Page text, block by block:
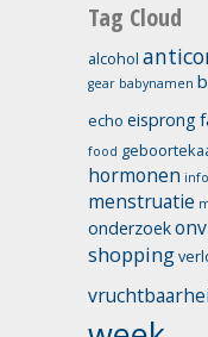
Tag Cloud
alcohol
gear babynamen
echo eisprong
food
hormonen
menstruatie
onderzoek
shopping